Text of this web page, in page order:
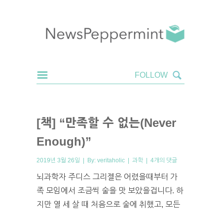
[책] “만족할 수 없는(Never
Enough)”
2019년 3월 26일 | By: veritaholic | 과학 | 4개의 댓글
뇌과학자 주디스 그리젤은 어렸을때부터 가
족 모임에서 조금씩 술을 맛 보았을겁니다. 하
지만 열 세 살 때 처음으로 술에 취했고, 모든